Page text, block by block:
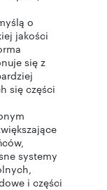
o
jakości
się z
się części
systemy
i części